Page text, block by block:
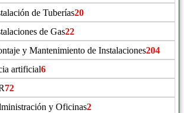
de Tuberías20
de Gas22
y Mantenimiento de Instalaciones204
artificial6
72
y Oficinas2